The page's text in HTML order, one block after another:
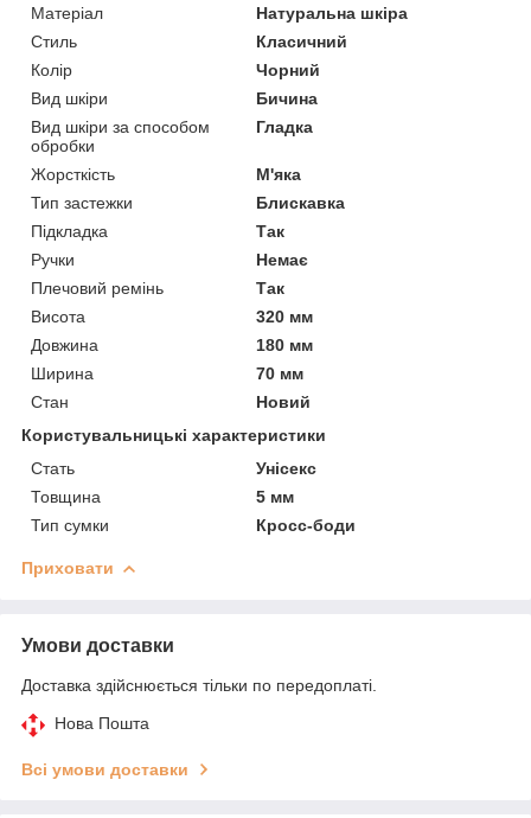
Матеріал
Натуральна шкіра
Стиль
Класичний
Колір
Чорний
Вид шкіри
Бичина
Вид шкіри за способом
обробки
Гладка
Жорсткість
М'яка
Тип застежки
Блискавка
Підкладка
Так
Ручки
Немає
Плечовий ремінь
Так
Висота
320 мм
Довжина
180 мм
Ширина
70 мм
Стан
Новий
Користувальницькі характеристики
Стать
Унісекс
Товщина
5 мм
Тип сумки
Кросс-боди
Приховати
Умови доставки
Доставка здійснюється тільки по передоплаті.
Нова Пошта
Всі умови доставки